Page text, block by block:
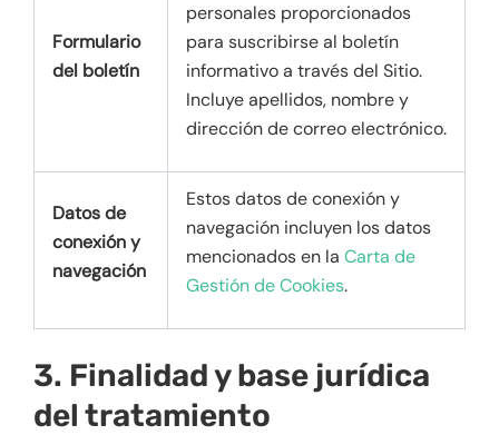
Formulario
del boletín
personales proporcionados
para suscribirse al boletín
informativo a través del Sitio.
Incluye apellidos, nombre y
dirección de correo electrónico.
Datos de
conexión y
navegación
Estos datos de conexión y
navegación incluyen los datos
mencionados en la Carta de
Gestión de Cookies.
3. Finalidad y base jurídica
del tratamiento